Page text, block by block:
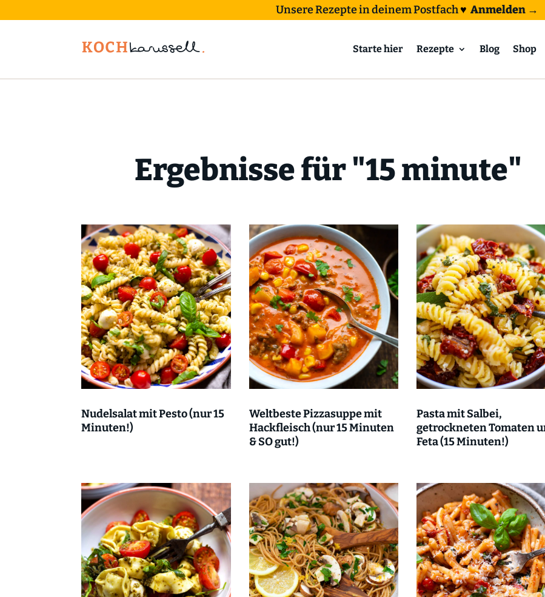
Unsere Rezepte in deinem Postfach♥ Anmelden →
Starte hier Rezepte Blog Shop
Ergebnisse für "15 minute"
Nudelsalat mit Pesto (nur 15
Minuten!)
Weltbeste Pizzasuppe mit
Hackfleisch (nur 15 Minuten
& SO gut!)
Pasta mit Salbei,
getrockneten Tomaten
Feta (15 Minuten!)